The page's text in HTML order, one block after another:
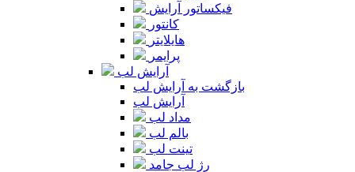
فیکساتور آرایش
کانتور
هایلایتر
پرایمر
آرایش لب
بازگشت به آرایش لب
آرایش لب
مداد لب
بالم لب
تینت لب
رژ لب جامد